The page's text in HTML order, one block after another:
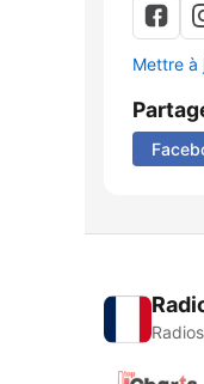
Mettre à